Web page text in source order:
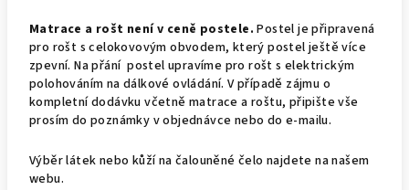
Matrace a rošt není v ceně postele. Postel je připravená
pro rošt s celokovovým obvodem, který postel ještě více
zpevní. Na přání postel upravíme pro rošt s elektrickým
polohováním na dálkové ovládání. V případě zájmu o
kompletní dodávku včetně matrace a roštu, připište vše
prosím do poznámky v objednávce nebo do e-mailu.
Výběr látek nebo kůží na čalouněné čelo najdete na našem
webu.